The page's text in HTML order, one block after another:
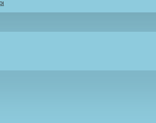
Για το προϊόν